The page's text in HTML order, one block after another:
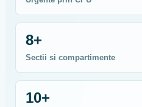
8+
Sectii si compartimente
10+